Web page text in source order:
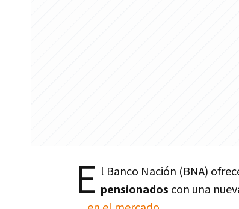
E l Banco Nación (BNA)
pensionados con una